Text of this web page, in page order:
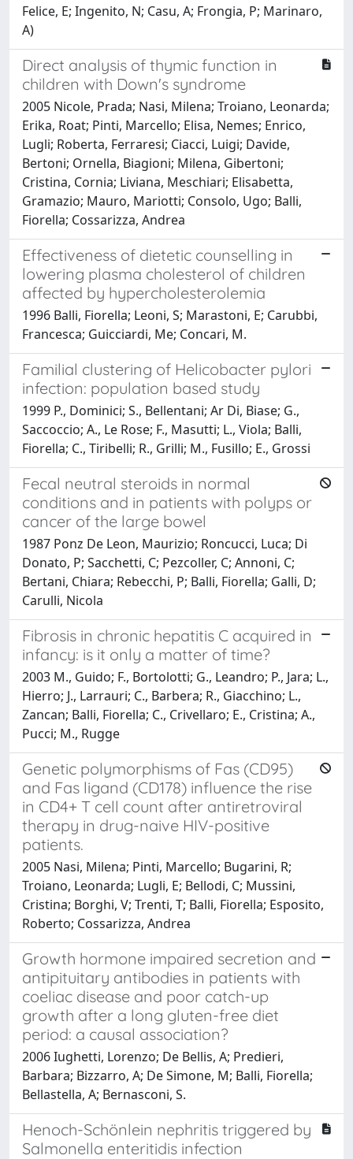
Felice, E; Ingenito, N; Casu, A; Frongia, P; Marinaro,
A)
Direct analysis of thymic function in
children with Down's syndrome
2005 Nicole, Prada; Nasi, Milena; Troiano, Leonarda;
Erika, Roat; Pinti, Marcello; Elisa, Nemes; Enrico,
Lugli; Roberta, Ferraresi; Ciacci, Luigi; Davide,
Bertoni; Ornella, Biagioni; Milena, Gibertoni;
Cristina, Cornia; Liviana, Meschiari; Elisabetta,
Gramazio; Mauro, Mariotti; Consolo, Ugo; Balli,
Fiorella; Cossarizza, Andrea
Effectiveness of dietetic counselling in
lowering plasma cholesterol of children
affected by hypercholesterolemia
1996 Balli, Fiorella; Leoni, S; Marastoni, E; Carubbi,
Francesca; Guicciardi, Me; Concari, M.
Familial clustering of Helicobacter pylori
infection: population based study
1999 P., Dominici; S., Bellentani; Ar Di, Biase; G.,
Saccoccio; A., Le Rose; F., Masutti; L., Viola; Balli,
Fiorella; C., Tiribelli; R., Grilli; M., Fusillo; E., Grossi
Fecal neutral steroids in normal
conditions and in patients with polyps or
cancer of the large bowel
1987 Ponz De Leon, Maurizio; Roncucci, Luca; Di
Donato, P; Sacchetti, C; Pezcoller, C; Annoni, C;
Bertani, Chiara; Rebecchi, P; Balli, Fiorella; Galli, D;
Carulli, Nicola
Fibrosis in chronic hepatitis C acquired in
infancy: is it only a matter of time?
2003 M., Guido; F., Bortolotti; G., Leandro; P., Jara; L.,
Hierro; J., Larrauri; C., Barbera; R., Giacchino; L.,
Zancan; Balli, Fiorella; C., Crivellaro; E., Cristina; A.,
Pucci; M., Rugge
Genetic polymorphisms of Fas (CD95)
and Fas ligand (CD178) influence the rise
in CD4+ T cell count after antiretroviral
therapy in drug-naive HIV-positive
patients.
2005 Nasi, Milena; Pinti, Marcello; Bugarini, R;
Troiano, Leonarda; Lugli, E; Bellodi, C; Mussini,
Cristina; Borghi, V; Trenti, T; Balli, Fiorella; Esposito,
Roberto; Cossarizza, Andrea
Growth hormone impaired secretion and
antipituitary antibodies in patients with
coeliac disease and poor catch-up
growth after a long gluten-free diet
period: a causal association?
2006 Iughetti, Lorenzo; De Bellis, A; Predieri,
Barbara; Bizzarro, A; De Simone, M; Balli, Fiorella;
Bellastella, A; Bernasconi, S.
Henoch-Schönlein nephritis triggered by
Salmonella enteritidis infection